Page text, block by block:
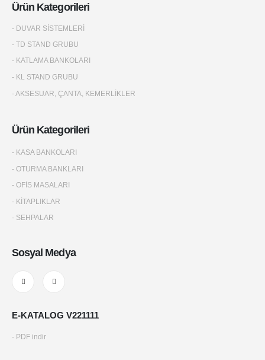
Ürün Kategorileri
- DUVAR SİSTEMLERİ
- TD STAND GRUBU
- KATLAMA BANKOLARI
- KL STAND GRUBU
- AKSESUAR, ÇANTA, KEMERLİKLER
Ürün Kategorileri
- KASA BANKOLARI
- OTURMA BANKLARI
- OFİS MASALARI
- KİTAPLIKLAR
- SEHPALAR
Sosyal Medya
E-KATALOG V221111
- PDF indir